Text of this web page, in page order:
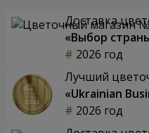
Доставка
«Выбор
2026 год
Лучший
«Ukrainian
2026 год